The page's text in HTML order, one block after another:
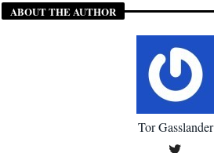
ABOUT THE AUTHOR
Tor Gasslander